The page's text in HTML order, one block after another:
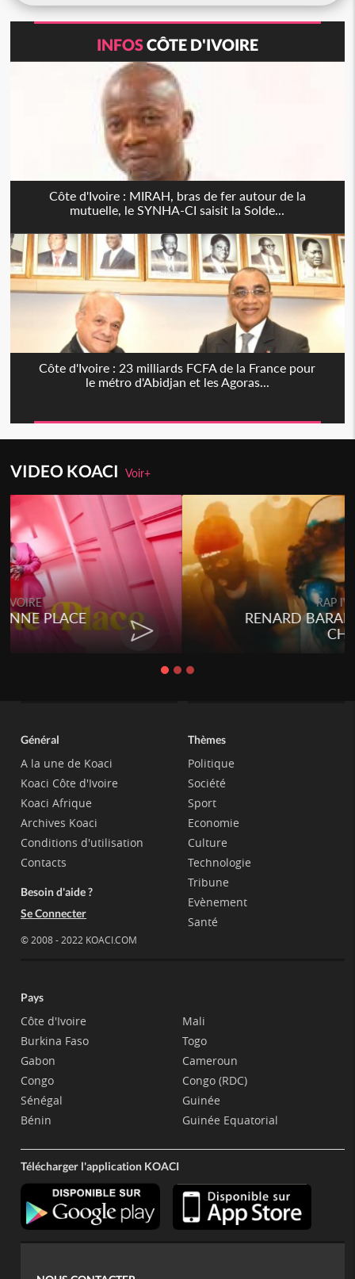
INFOSCÔTE D'IVOIRE
Côte d'Ivoire : MIRAH, bras de fer autour de la
mutuelle, le SYNHA-CI saisit la Solde...
Côte d'Ivoire : 23 milliards FCFA de la France pour
le métro d'Abidjan et les Agoras...
VIDEO KOACIVoir+
Togo
Talakaka - ÉTÉRÉRÉ
Général
A la une de Koaci
Koaci Côte d'Ivoire
Koaci Afrique
Archives Koaci
Conditions d'utilisation
Contacts
Besoin d'aide ?
Se Connecter
© 2008 - 2022 KOACI.COM
Thèmes
Politique
Société
Sport
Economie
Culture
Technologie
Tribune
Evènement
Santé
Pays
Côte d'Ivoire
Burkina Faso
Gabon
Congo
Sénégal
Bénin
Mali
Togo
Cameroun
Congo (RDC)
Guinée
Guinée Equatorial
Télécharger l'application KOACI